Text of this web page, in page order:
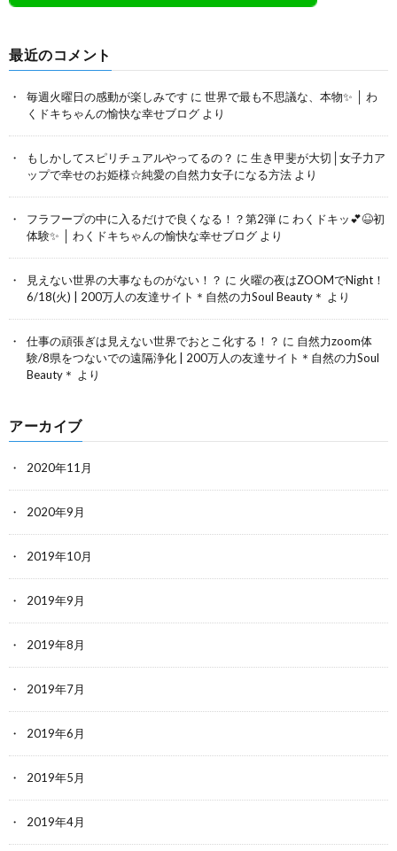
最近のコメント
毎週火曜日の感動が楽しみです に 世界で最も不思議な、本物✨ │ わ
くドキちゃんの愉快な幸せブログ より
もしかしてスピリチュアルやってるの？ に 生き甲斐が大切│女子力ア
ップで幸せのお姫様☆純愛の自然力女子になる方法 より
フラフープの中に入るだけで良くなる！？第2弾 に わくドキッ💕😆初
体験✨ │ わくドキちゃんの愉快な幸せブログ より
見えない世界の大事なものがない！？ に 火曜の夜はZOOMでNight！
6/18(火) | 200万人の友達サイト＊自然の力Soul Beauty＊ より
仕事の頑張ぎは見えない世界でおとこ化する！？ に 自然力zoom体
験/8県をつないでの遠隔浄化 | 200万人の友達サイト＊自然の力Soul
Beauty＊ より
アーカイブ
2020年11月
2020年9月
2019年10月
2019年9月
2019年8月
2019年7月
2019年6月
2019年5月
2019年4月